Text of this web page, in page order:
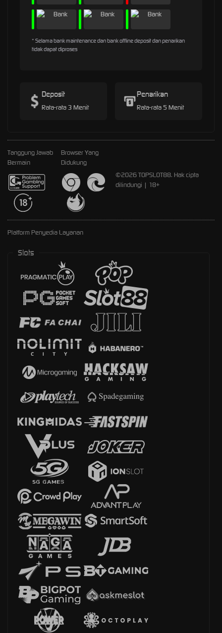
* Selama bank maintenance dan bank offline deposit dan penarikan
tidak dapat diproses
Deposit
Rata-rata 3 Menit
Penarikan
Rata-rata 5 Menit
Tanggung Jawab
Bermain
Browser Yang
Didukung
©2026 TOPSLOT88. Hak cipta
dilindungi | 18+
Platform Penyedia Layanan
Slots